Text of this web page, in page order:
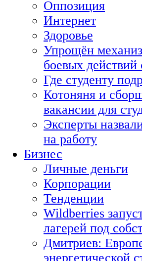
Оппозиция
Интернет
Здоровье
Упрощён
боевых
Где студенту
Котоняня и
вакансии для
Эксперты
на работу
Бизнес
Личные деньги
Корпорации
Тенденции
Wildberries
лагерей под
Дмитриев:
энергетической